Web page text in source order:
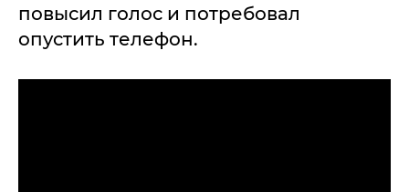
повысил голос и потребовал
опустить телефон.